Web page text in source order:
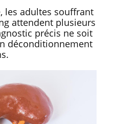
les adultes souffrant
attendent plusieurs
précis ne soit
déconditionnement